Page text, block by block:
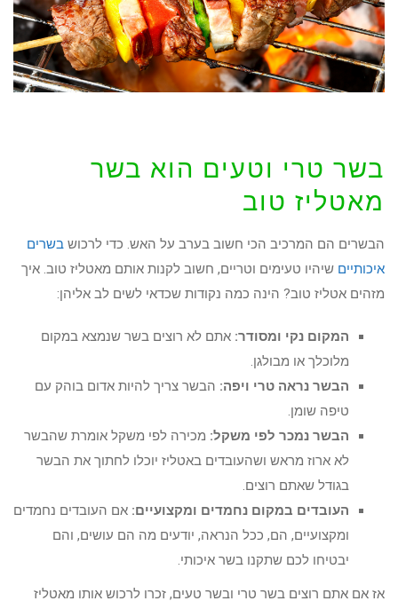
בשר טרי וטעים הוא בשר
מאטליז טוב
הבשרים הם המרכיב הכי חשוב בערב על האש. כדי לרכוש בשרים
איכותיים שיהיו טעימים וטריים, חשוב לקנות אותם מאטליז טוב. איך
מזהים אטליז טוב? הינה כמה נקודות שכדאי לשים לב אליהן:
המקום נקי ומסודר: אתם לא רוצים בשר שנמצא במקום
מלוכלך או מבולגן.
הבשר נראה טרי ויפה: הבשר צריך להיות אדום בוהק עם
טיפה שומן.
הבשר נמכר לפי משקל: מכירה לפי משקל אומרת שהבשר
לא ארוז מראש ושהעובדים באטליז יוכלו לחתוך את הבשר
בגודל שאתם רוצים.
העובדים במקום נחמדים ומקצועיים: אם העובדים נחמדים
ומקצועיים, הם, ככל הנראה, יודעים מה הם עושים, והם
יבטיחו לכם שתקנו בשר איכותי.
אז אם אתם רוצים בשר טרי ובשר טעים, זכרו לרכוש אותו מאטליז